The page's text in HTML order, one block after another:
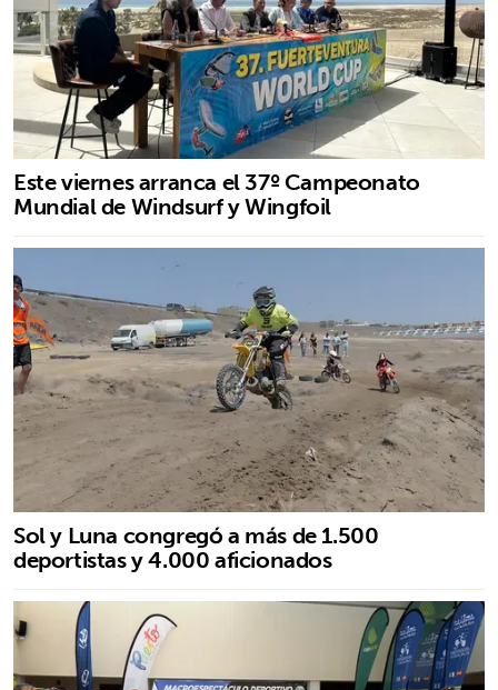
Este viernes arranca el 37º Campeonato
Mundial de Windsurf y Wingfoil
Sol y Luna congregó a más de 1.500
deportistas y 4.000 aficionados